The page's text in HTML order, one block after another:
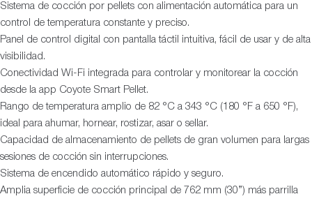
Sistema de cocción por pellets con alimentación automática para un
control de temperatura constante y preciso.
Panel de control digital con pantalla táctil intuitiva, fácil de usar y de alta
visibilidad.
Conectividad Wi-Fi integrada para controlar y monitorear la cocción
desde la app Coyote Smart Pellet.
Rango de temperatura amplio de 82 °C a 343 °C (180 °F a 650 °F),
ideal para ahumar, hornear, rostizar, asar o sellar.
Capacidad de almacenamiento de pellets de gran volumen para largas
sesiones de cocción sin interrupciones.
Sistema de encendido automático rápido y seguro.
Amplia superficie de cocción principal de 762 mm (30”) más parrilla